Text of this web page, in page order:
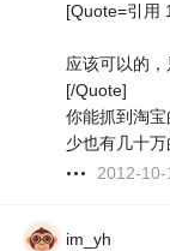
[Quote=引用
应该可以的
[/Quote]
你能抓到淘
少也有几十
2012-10-
im_yh